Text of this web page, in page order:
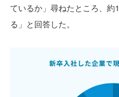
ているか」尋ねたところ、
る」と回答した。